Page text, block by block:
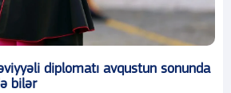
diplomatı avqustun sonunda
bilər